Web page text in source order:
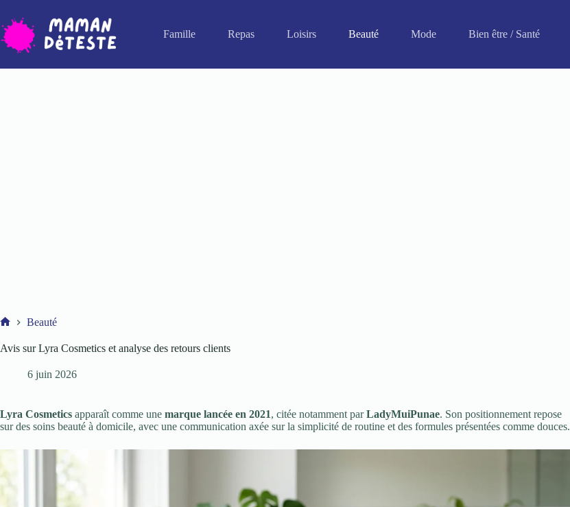
contenu
Famille Repas Loisirs Beauté Mode Bien être / Santé
Beauté
Avis sur Lyra Cosmetics et analyse des retours clients
6 juin 2026
Lyra Cosmetics apparaît comme une marque lancée en 2021, citée notamment parLadyMuiPunae. Son positionnement repose
sur des soins beauté à domicile, avec une communication axée sur la simplicité de routine et des formules présentées comme douces.